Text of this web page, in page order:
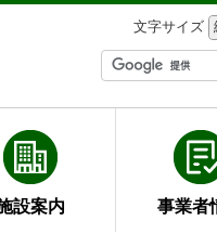
文字サイズ
設案内 事業者